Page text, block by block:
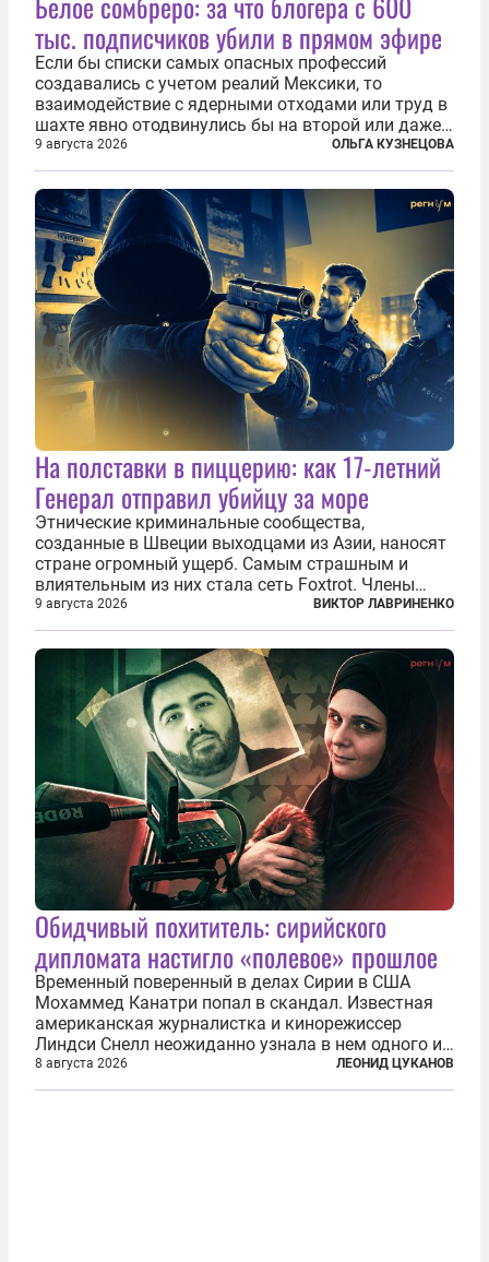
тыс. подписчиков убили в прямом эфире
Если бы списки самых опасных профессий
создавались с учетом реалий Мексики, то
взаимодействие с ядерными отходами или труд в
шахте явно отодвинулись бы на второй или даже
третий план. А вот блогерам, журналистам и
музыкантам пришлось бы выйти вперед. В
Кульякане, столице штата Синалоа, прямо во...
9 августа 2026 ОЛЬГА КУЗНЕЦОВА
На полставки в пиццерию: как 17-летний
Генерал отправил убийцу за море
Этнические криминальные сообщества,
созданные в Швеции выходцами из Азии, наносят
стране огромный ущерб. Самым страшным и
влиятельным из них стала сеть Foxtrot. Члены
этой сети не только убивают и грабят шведов,
подсаживают их на наркотики, но и совершают
нечто еще даже более страшное — массово...
9 августа 2026 ВИКТОР ЛАВРИНЕНКО
Обидчивый похититель: сирийского
дипломата настигло «полевое» прошлое
Временный поверенный в делах Сирии в США
Мохаммед Канатри попал в скандал. Известная
американская журналистка и кинорежиссер
Линдси Снелл неожиданно узнала в нем одного из
бандитов, похитивших ее в сирийском Алеппо в
2016 году. Журналистка убеждена, что Канатри, в
8 августа 2026 ЛЕОНИД ЦУКАНОВ